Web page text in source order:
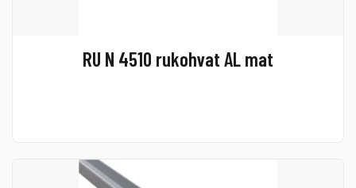
RU N 4510 rukohvat AL mat